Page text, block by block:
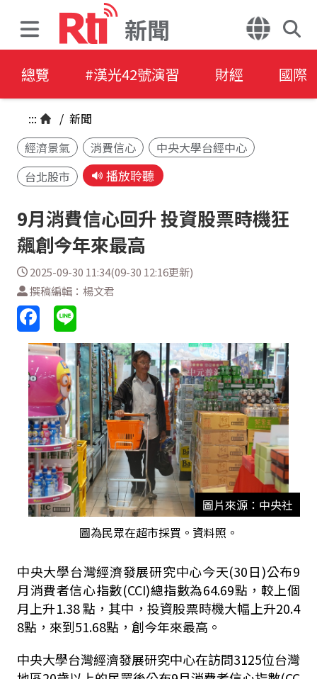
新聞
總覽 #漢光42號演習 財經 國際
::: / 新聞
經濟景氣
消費信心
中央大學台經中心
台北股市
播放聆聽
9月消費信心回升 投資股票時機狂
飆創今年來最高
2025-09-30 11:34(09-30 12:16更新)
撰稿編輯：楊文君
圖片來源：中央社
圖為民眾在超市採買。資料照。
中央大學台灣經濟發展研究中心今天(30日)公布9
月消費者信心指數(CCI)總指數為64.69點，較上個
月上升1.38點，其中，投資股票時機大幅上升20.4
8點，來到51.68點，創今年來最高。
中央大學台灣經濟發展研究中心在訪問3125位台灣